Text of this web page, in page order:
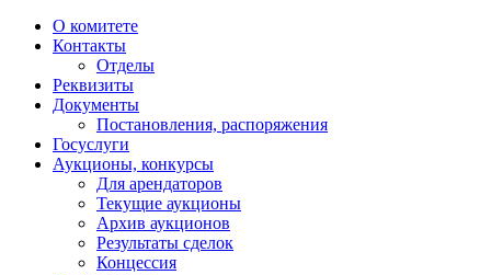
О комитете
Контакты
Отделы
Реквизиты
Документы
Постановления, распоряжения
Госуслуги
Аукционы, конкурсы
Для арендаторов
Текущие аукционы
Архив аукционов
Результаты сделок
Концессия